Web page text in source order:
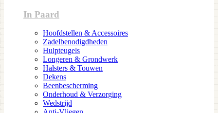
In Paard
Hoofdstellen & Accessoires
Zadelbenodigdheden
Hulpteugels
Longeren & Grondwerk
Halsters & Touwen
Dekens
Beenbescherming
Onderhoud & Verzorging
Wedstrijd